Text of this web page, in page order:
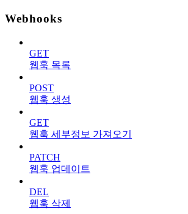
Webhooks
GET
웹훅 목록
POST
웹훅 생성
GET
웹훅 세부정보 가져오기
PATCH
웹훅 업데이트
DEL
웹훅 삭제